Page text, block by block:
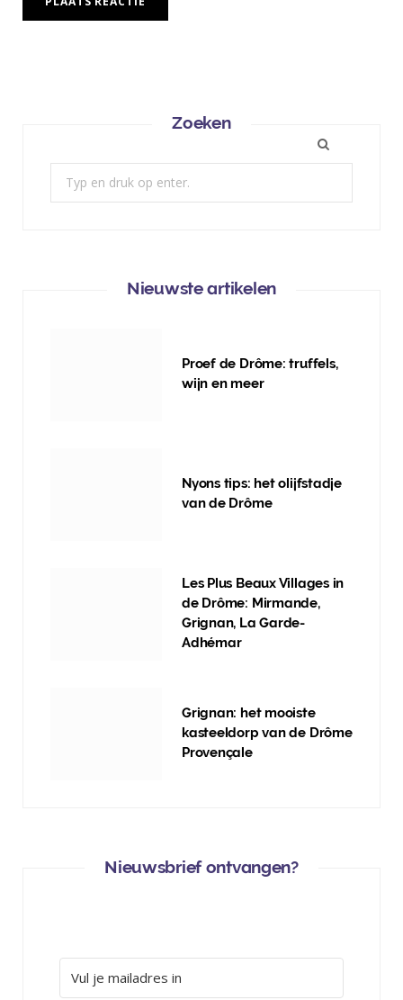
Zoeken
Nieuwste artikelen
Proef de Drôme: truffels,
wijn en meer
Nyons tips: het olijfstadje
van de Drôme
Les Plus Beaux Villages in
de Drôme: Mirmande,
Grignan, La Garde-
Adhémar
Grignan: het mooiste
kasteeldorp van de Drôme
Provençale
Nieuwsbrief ontvangen?